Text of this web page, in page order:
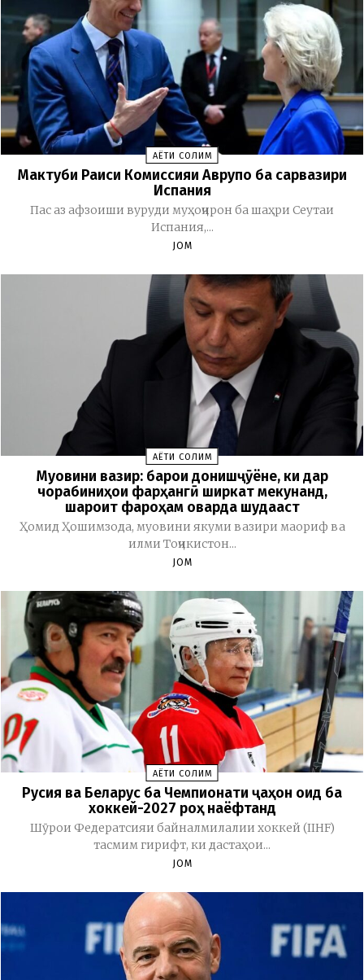
ҲАЁТИ СОЛИМ
Мактуби Раиси Комиссияи Аврупо ба сарвазири
Испания
Пас аз афзоиши вуруди муҳоҷирон ба шаҳри Сеутаи
Испания,...
JOM
ҲАЁТИ СОЛИМ
Муовини вазир: барои донишҷӯёне, ки дар
чорабиниҳои фарҳангӣ ширкат мекунанд,
шароит фароҳам оварда шудааст
Ҳомид Ҳошимзода, муовини якуми вазири маориф ва
илми Тоҷикистон...
JOM
ҲАЁТИ СОЛИМ
Русия ва Беларус ба Чемпионати ҷаҳон оид ба
хоккей-2027 роҳ наёфтанд
Шӯрои Федератсияи байналмилалии хоккей (IIHF)
тасмим гирифт, ки дастаҳои...
JOM